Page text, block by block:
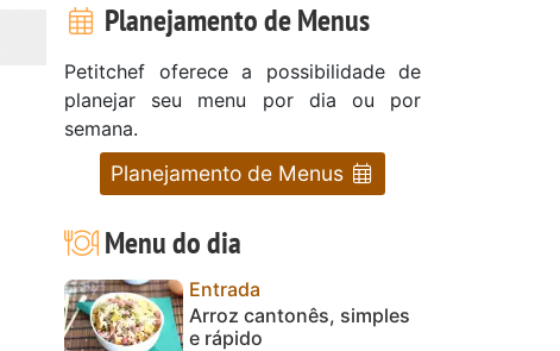
Planejamento de Menus
Petitchef oferece a possibilidade de
planejar seu menu por dia ou por
semana.
Planejamento de Menus
Menu do dia
Entrada
Arroz cantonês, simples
e rápido